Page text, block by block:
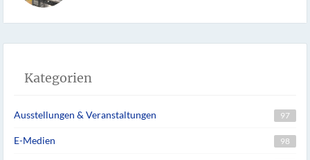
Kategorien
Ausstellungen & Veranstaltungen 97
E-Medien 98